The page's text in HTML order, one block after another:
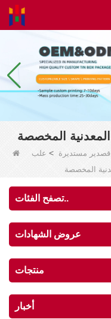
المخصصة
قصدير مستديرة > علب
المخصصة
تصفح الفئات..
عروض الشهادات
منتجات
أخبار